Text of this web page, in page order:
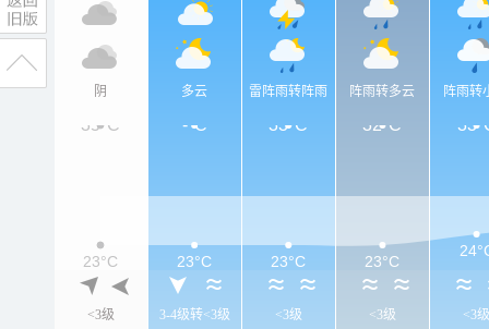
阴
<3级
多云
3-4级转<3级
雷阵雨转阵雨
<3级
阵雨转多云
<3级
阵雨转
<3级
35°C -°C 33°C 32°C
23°C 23°C 23°C 23°C